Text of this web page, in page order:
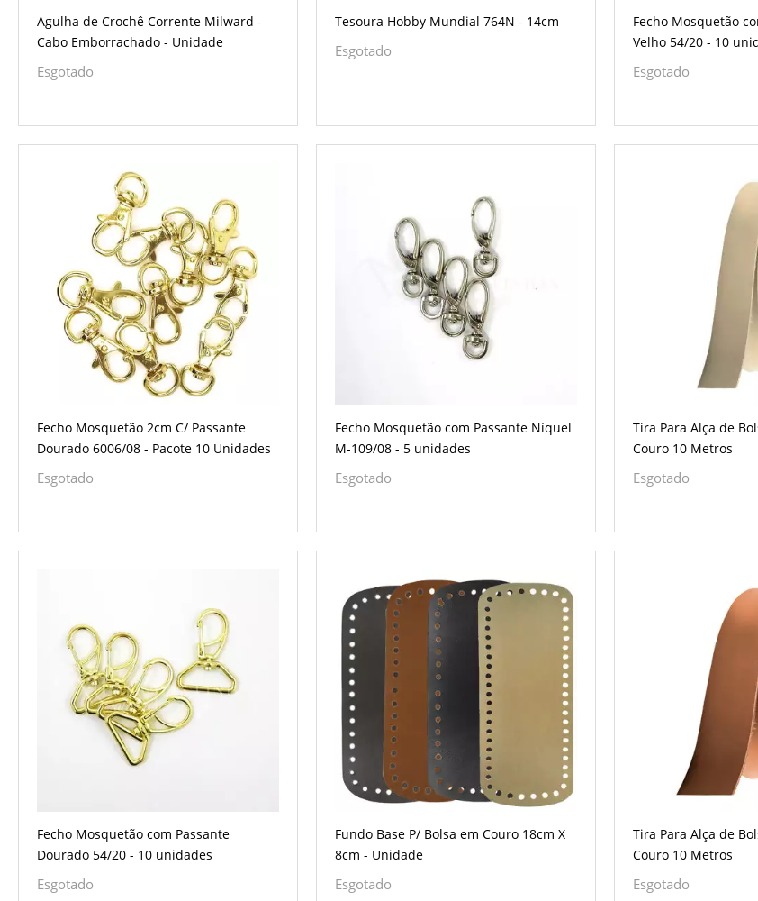
Agulha de Crochê Corrente Milward -
Cabo Emborrachado - Unidade
Esgotado
Tesoura Hobby Mundial 764N - 14cm
Esgotado
Fecho Mosquetão
Velho 54/20 - 10
Esgotado
Fecho Mosquetão 2cm C/ Passante
Dourado 6006/08 - Pacote 10 Unidades
Esgotado
Fecho Mosquetão com Passante Níquel
M-109/08 - 5 unidades
Esgotado
Tira Para Alça de
Couro 10 Metros
Esgotado
Fecho Mosquetão com Passante
Dourado 54/20 - 10 unidades
Esgotado
Fundo Base P/ Bolsa em Couro 18cm X
8cm - Unidade
Esgotado
Tira Para Alça de
Couro 10 Metros
Esgotado